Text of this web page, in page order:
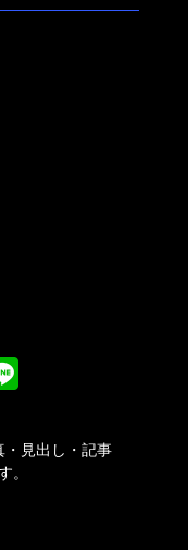
・見出し・記事
。